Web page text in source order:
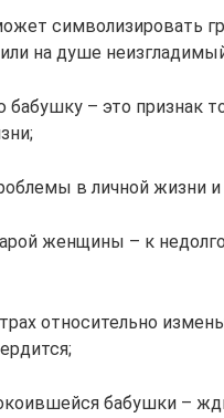
символизировать
на душе
– это признак
в личной жизни и
женщины – к
относительно
бабушки –